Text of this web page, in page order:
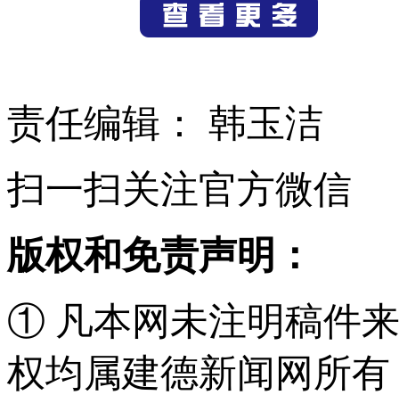
责任编辑： 韩玉洁
扫一扫关注官方微信
版权和免责声明：
① 凡本网未注明稿件
权均属建德新闻网所